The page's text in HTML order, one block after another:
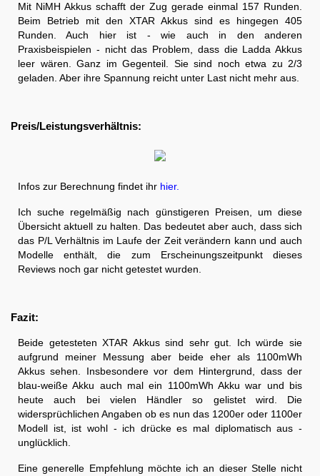
Mit NiMH Akkus schafft der Zug gerade einmal 157 Runden.
Beim Betrieb mit den XTAR Akkus sind es hingegen 405
Runden. Auch hier ist - wie auch in den anderen
Praxisbeispielen - nicht das Problem, dass die Ladda Akkus
leer wären. Ganz im Gegenteil. Sie sind noch etwa zu 2/3
geladen. Aber ihre Spannung reicht unter Last nicht mehr aus.
Preis/Leistungsverhältnis:
Infos zur Berechnung findet ihr hier.
Ich suche regelmäßig nach günstigeren Preisen, um diese
Übersicht aktuell zu halten. Das bedeutet aber auch, dass sich
das P/L Verhältnis im Laufe der Zeit verändern kann und auch
Modelle enthält, die zum Erscheinungszeitpunkt dieses
Reviews noch gar nicht getestet wurden.
Fazit:
Beide getesteten XTAR Akkus sind sehr gut. Ich würde sie
aufgrund meiner Messung aber beide eher als 1100mWh
Akkus sehen. Insbesondere vor dem Hintergrund, dass der
blau-weiße Akku auch mal ein 1100mWh Akku war und bis
heute auch bei vielen Händler so gelistet wird. Die
widersprüchlichen Angaben ob es nun das 1200er oder 1100er
Modell ist, ist wohl - ich drücke es mal diplomatisch aus -
unglücklich.
Eine generelle Empfehlung möchte ich an dieser Stelle nicht